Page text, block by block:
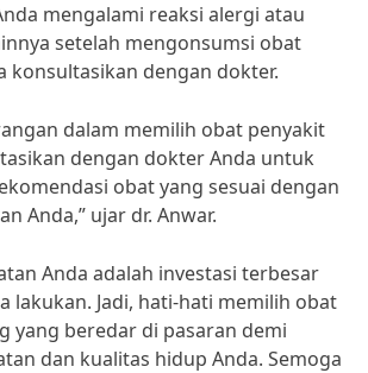
mengalami reaksi alergi atau
setelah mengonsumsi obat
konsultasikan dengan dokter.
dalam memilih obat penyakit
dengan dokter Anda untuk
obat yang sesuai dengan
Anda,” ujar dr. Anwar.
Anda adalah investasi terbesar
lakukan. Jadi, hati-hati memilih obat
yang beredar di pasaran demi
dan kualitas hidup Anda. Semoga